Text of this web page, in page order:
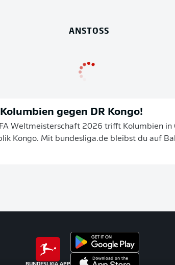
ANSTOSS
gegen DR Kongo!
Weltmeisterschaft 2026 trifft Kolumbien in
Kongo. Mit bundesliga.de bleibst du auf